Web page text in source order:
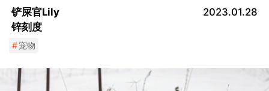
铲屎官Lily
锌刻度
2023.01.28
#宠物